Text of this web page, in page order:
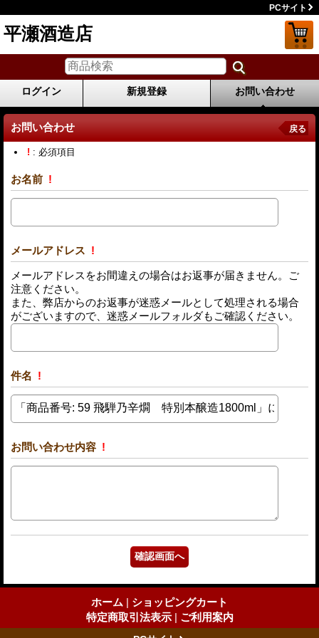
PCサイト
平瀬酒造店
ログイン 新規登録 お問い合わせ
お問い合わせ 戻る
! : 必須項目
お名前 !
メールアドレス !
メールアドレスをお間違えの場合はお返事が届きません。ご
注意ください。
また、弊店からのお返事が迷惑メールとして処理される場合
がございますので、迷惑メールフォルダもご確認ください。
件名 !
お問い合わせ内容 !
ホーム | ショッピングカート
特定商取引法表示 | ご利用案内